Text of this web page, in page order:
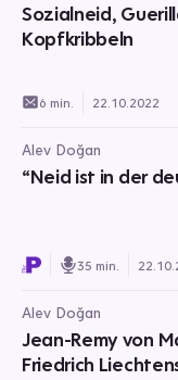
Sozialneid,
Kopfkribbeln
6 min. 22.10.2022
Alev Doğan
“Neid ist in der
35 min.
Alev Doğan
Jean-Remy von
Friedrich